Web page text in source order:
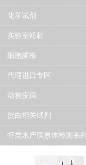
化学试剂
实验室耗材
细胞菌株
代理进口专区
动物疫病
蛋白相关试剂
虾类水产病原体检测系列